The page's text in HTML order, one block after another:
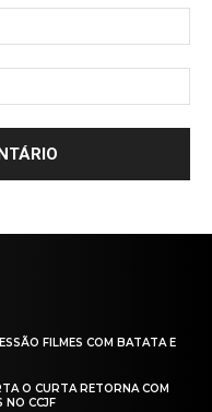
FILMES COM BATATA E
O CURTA RETORNA COM
NO CCJF